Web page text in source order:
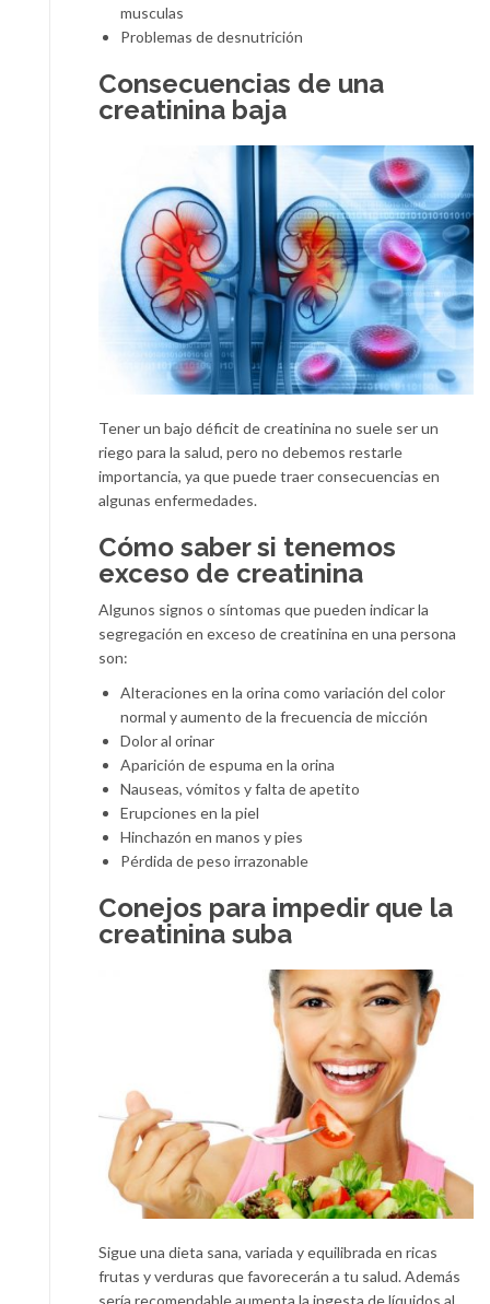
musculas
Problemas de desnutrición
Consecuencias de una
creatinina baja
Tener un bajo déficit de creatinina no suele ser un
riego para la salud, pero no debemos restarle
importancia, ya que puede traer consecuencias en
algunas enfermedades.
Cómo saber si tenemos
exceso de creatinina
Algunos signos o síntomas que pueden indicar la
segregación en exceso de creatinina en una persona
son:
Alteraciones en la orina como variación del color
normal y aumento de la frecuencia de micción
Dolor al orinar
Aparición de espuma en la orina
Nauseas, vómitos y falta de apetito
Erupciones en la piel
Hinchazón en manos y pies
Pérdida de peso irrazonable
Conejos para impedir que la
creatinina suba
Sigue una dieta sana, variada y equilibrada en ricas
frutas y verduras que favorecerán a tu salud. Además
sería recomendable aumenta la ingesta de líquidos al